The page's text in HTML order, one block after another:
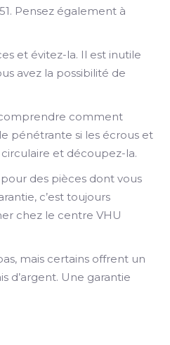
Pensez également à
et évitez-la. Il est inutile
avez la possibilité de
comprendre comment
pénétrante si les écrous et
et découpez-la.
des pièces dont vous
c’est toujours
chez le centre VHU
mais certains offrent un
d’argent. Une garantie